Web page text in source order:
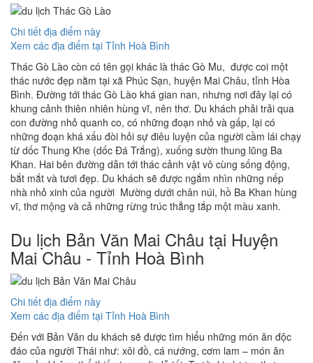
Chi tiết địa điểm này
Xem các địa điểm tại Tỉnh Hoà Bình
Thác Gò Lào còn có tên gọi khác là thác Gò Mu, được coi một
thác nước đẹp nằm tại xã Phúc Sạn, huyện Mai Châu, tỉnh Hòa
Bình. Đường tới thác Gò Lào khá gian nan, nhưng nơi đây lại có
khung cảnh thiên nhiên hùng vĩ, nên thơ. Du khách phải trải qua
con đường nhỏ quanh co, có những đoạn nhỏ và gấp, lại có
những đoạn khá xấu đòi hỏi sự điêu luyện của người cầm lái chạy
từ dốc Thung Khe (dốc Đá Trắng), xuống sườn thung lũng Ba
Khan. Hai bên đường dẫn tới thác cảnh vật vô cùng sống động,
bắt mắt và tươi đẹp. Du khách sẽ được ngắm nhìn những nếp
nhà nhỏ xinh của người Mường dưới chân núi, hồ Ba Khan hùng
vĩ, thơ mộng và cả những rừng trúc thẳng tắp một màu xanh.
Du lịch Bản Văn Mai Châu tại Huyện
Mai Châu - Tỉnh Hoà Bình
Chi tiết địa điểm này
Xem các địa điểm tại Tỉnh Hoà Bình
Đến với Bản Văn du khách sẽ được tìm hiểu những món ăn độc
đáo của người Thái như: xôi đồ, cá nướng, cơm lam – món ăn